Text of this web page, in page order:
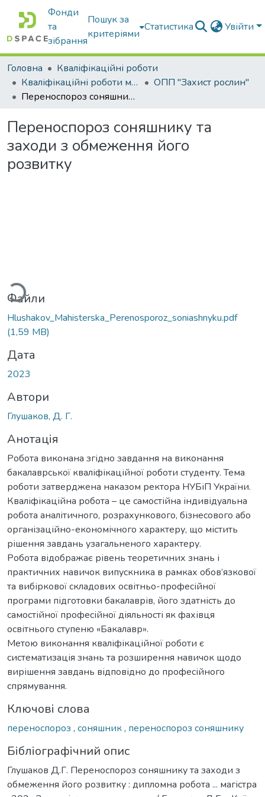
Фонди
та
зібрання
Пошук за
критеріями
Статистика Увійти
Головна
Кваліфікаційні роботи
Кваліфікаційні роботи магістрів
ОПП "Захист рослин"
Переноспороз соняшнику та заходи з обмеження його розвитку
Переноспороз соняшнику та
заходи з обмеження його
розвитку
Файли
Hlushakov_Mahisterska_Perenosporoz_soniashnyku.pdf
(1,59 MB)
Дата
2023
Автори
Глушаков, Д. Г.
Анотація
Робота виконана згідно завдання на виконання
бакалаврської кваліфікаційної роботи студенту. Тема
роботи затверджена наказом ректора НУБіП України.
Кваліфікаційна робота – це самостійна індивідуальна
робота аналітичного, розрахункового, бізнесового або
організаційно-економічного характеру, що містить
рішення завдань узагальненого характеру.
Робота відображає рівень теоретичних знань і
практичних навичок випускника в рамках обов’язкової
та вибіркової складових освітньо-професійної
програми підготовки бакалаврів, його здатність до
самостійної професійної діяльності як фахівця
освітнього ступеню «Бакалавр».
Метою виконання кваліфікаційної роботи є
систематизація знань та розширення навичок щодо
вирішення завдань відповідно до професійного
спрямування.
Ключові слова
переноспороз , соняшник, переноспороз соняшнику
Бібліографічний опис
Глушаков Д.Г. Переноспороз соняшнику та заходи з
обмеження його розвитку : дипломна робота ... магістра